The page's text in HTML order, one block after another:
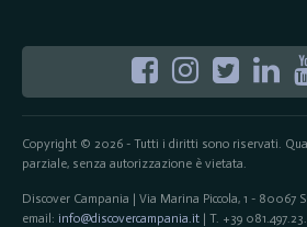
Copyright © 2026 - Tutti i diritti sono riservati.
parziale, senza autorizzazione è vietata.
Discover Campania | Via Marina Piccola, 1 - 80067
email: info@discovercampania.it| T. +39